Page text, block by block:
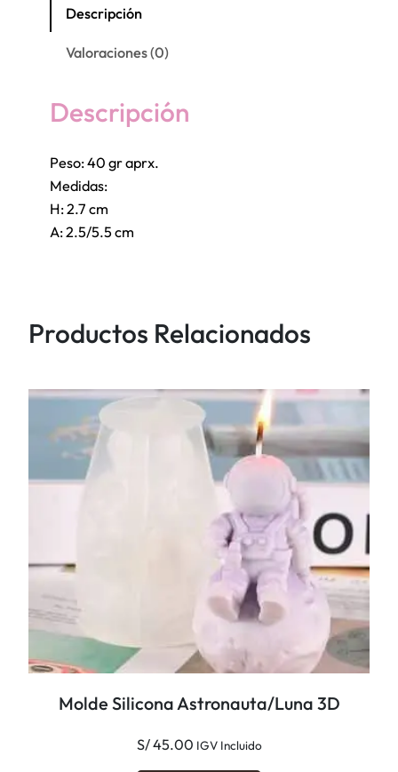
a
Descripción
Valoraciones (0)
Descripción
Peso: 40 gr aprx.
Medidas:
H: 2.7 cm
A: 2.5/5.5 cm
Productos Relacionados
Molde Silicona Astronauta/Luna 3D
S/45.00 IGV Incluido